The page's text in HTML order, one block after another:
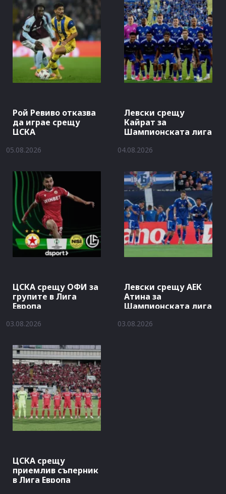
Рой Ревиво отказва
да играе срещу
ЦСКА
05.08.2026
Левски срещу
Кайрат за
Шампионската лига
04.08.2026
ЦСКА срещу ОФИ за
групите в Лига
Европа
03.08.2026
Левски срещу АЕК
Атина за
Шампионската лига
03.08.2026
ЦСКА срещу
приемлив съперник
в Лига Европа